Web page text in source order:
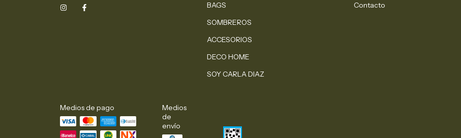
BAGS
SOMBREROS
ACCESORIOS
DECO HOME
SOY CARLA DIAZ
Contacto
Medios de pago
Medios
de
envío